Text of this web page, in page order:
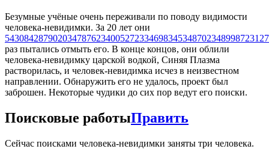
Безумные учёные очень переживали по поводу видимости
человека-невидимки. За 20 лет они
раз пытались отмыть его. В конце концов, они облили
человека-невидимку царской водкой, Синяя Плазма
растворилась, и человек-невидимка исчез в неизвестном
направлении. Обнаружить его не удалось, проект был
заброшен. Некоторые чудики до сих пор ведут его поиски.
Поисковые работыПравить
Сейчас поисками человека-невидимки заняты три человека.